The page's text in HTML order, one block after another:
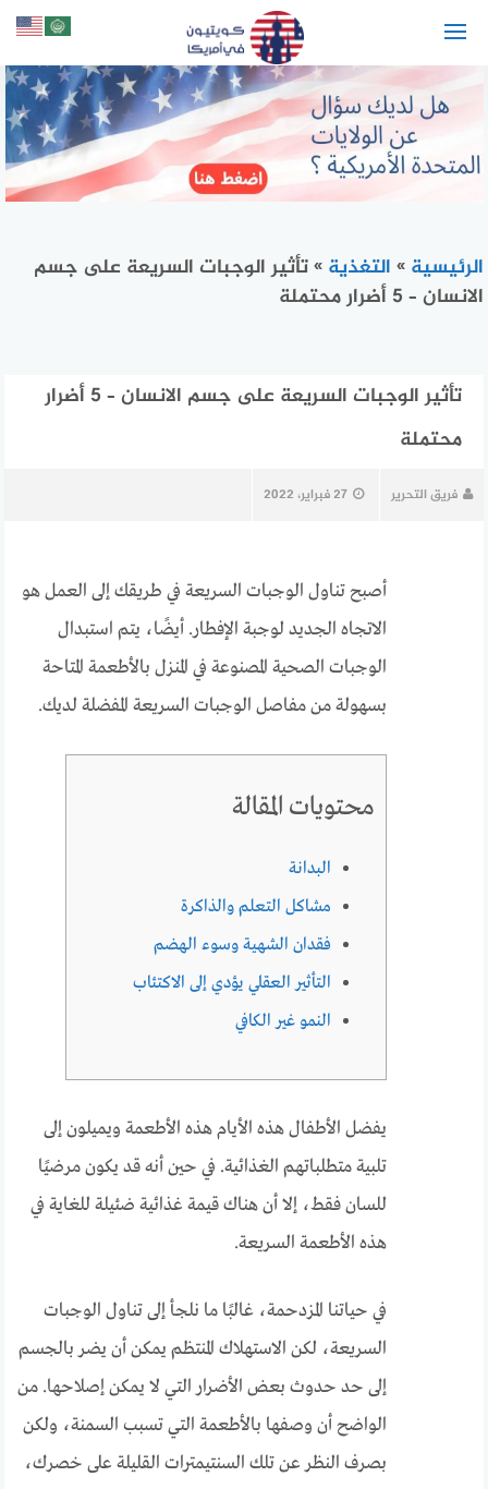
الرئيسية » التغذية »تأثير الوجبات السريعة على جسم
الانسان – 5 أضرار محتملة
تأثير الوجبات السريعة على جسم الانسان – 5 أضرار
محتملة
فريق التحرير 27 فبراير، 2022
أصبح تناول الوجبات السريعة في طريقك إلى العمل هو
الاتجاه الجديد لوجبة الإفطار. أيضًا، يتم استبدال
الوجبات الصحية المصنوعة في المنزل بالأطعمة المتاحة
بسهولة من مفاصل الوجبات السريعة المفضلة لديك.
محتويات المقالة
البدانة
مشاكل التعلم والذاكرة
فقدان الشهية وسوء الهضم
التأثير العقلي يؤدي إلى الاكتئاب
النمو غير الكافي
يفضل الأطفال هذه الأيام هذه الأطعمة ويميلون إلى
تلبية متطلباتهم الغذائية. في حين أنه قد يكون مرضيًا
للسان فقط، إلا أن هناك قيمة غذائية ضئيلة للغاية في
هذه الأطعمة السريعة.
في حياتنا المزدحمة، غالبًا ما نلجأ إلى تناول الوجبات
السريعة، لكن الاستهلاك المنتظم يمكن أن يضر بالجسم
إلى حد حدوث بعض الأضرار التي لا يمكن إصلاحها. من
الواضح أن وصفها بالأطعمة التي تسبب السمنة، ولكن
بصرف النظر عن تلك السنتيمترات القليلة على خصرك،